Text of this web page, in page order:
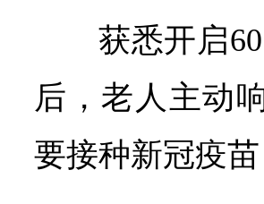
获悉开启
后，老人主动
要接种新冠疫苗